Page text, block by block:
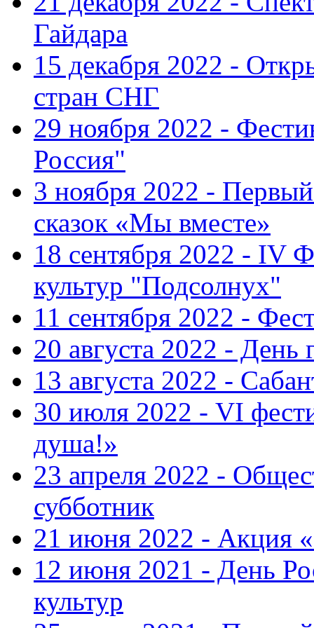
Гайдара
15 декабря 2022 -
стран СНГ
29 ноября 2022 -
Россия"
3 ноября 2022 -
сказок «Мы вместе»
18 сентября 2022 - IV
культур "Подсолнух"
11 сентября 2022 -
20 августа 2022 - День
13 августа 2022 -
30 июля 2022 - VI
душа!»
23 апреля 2022 -
субботник
21 июня 2022 - Акция
12 июня 2021 - День
культур